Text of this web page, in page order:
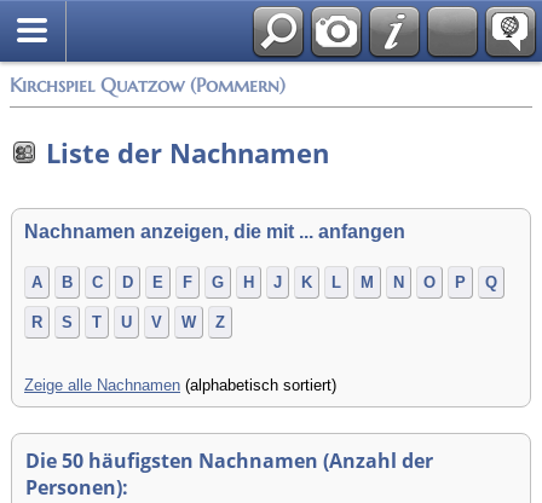
Kirchspiel Quatzow (Pommern)
Liste der Nachnamen
Nachnamen anzeigen, die mit ... anfangen
A B C D E F G H J K L M N O P Q
R S T U V W Z
Zeige alle Nachnamen (alphabetisch sortiert)
Die 50 häufigsten Nachnamen (Anzahl der
Personen):